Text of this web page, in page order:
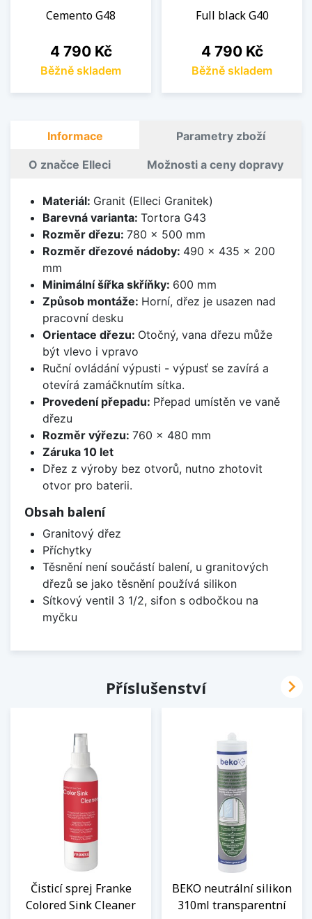
Cemento G48
Cena
4 790 Kč
Běžně skladem
Full black G40
Cena
4 790 Kč
Běžně skladem
Informace Parametry zboží
O značce Elleci Možnosti a ceny dopravy
Materiál: Granit (Elleci Granitek)
Barevná varianta: Tortora G43
Rozměr dřezu: 780 x 500 mm
Rozměr dřezové nádoby: 490 x 435 x 200
mm
Minimální šířka skříňky: 600 mm
Způsob montáže: Horní, dřez je usazen nad
pracovní desku
Orientace dřezu: Otočný, vana dřezu může
být vlevo i vpravo
Ruční ovládání výpusti - výpusť se zavírá a
otevírá zamáčknutím sítka.
Provedení přepadu: Přepad umístěn ve vaně
dřezu
Rozměr výřezu: 760 x 480 mm
Záruka 10 let
Dřez z výroby bez otvorů, nutno zhotovit
otvor pro baterii.
Obsah balení
Granitový dřez
Příchytky
Těsnění není součástí balení, u granitových
dřezů se jako těsnění používá silikon
Sítkový ventil 3 1/2, sifon s odbočkou na
myčku
Příslušenství
Čisticí sprej Franke
Colored Sink Cleaner
BEKO neutrální silikon
310ml transparentní
